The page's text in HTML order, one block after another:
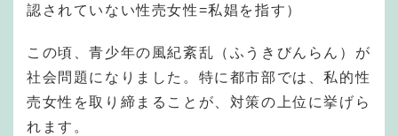
認されていない性売女性=私娼を指す）
この頃、青少年の風紀紊乱（ふうきびんらん）が
社会問題になりました。特に都市部では、私的性
売女性を取り締まることが、対策の上位に挙げら
れます。